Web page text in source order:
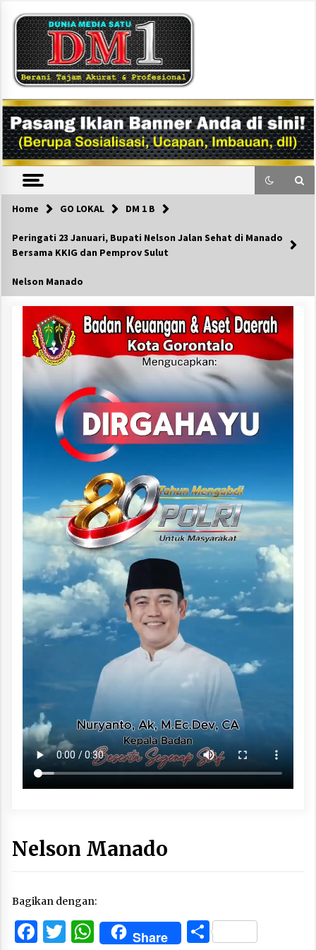
content
DM1
Home GO LOKAL DM 1 B
Peringati 23 Januari, Bupati Nelson Jalan Sehat di Manado
Bersama KKIG dan Pemprov Sulut
Nelson Manado
Nelson Manado
Bagikan dengan:
Facebook
Twitter
WhatsApp
Share Share